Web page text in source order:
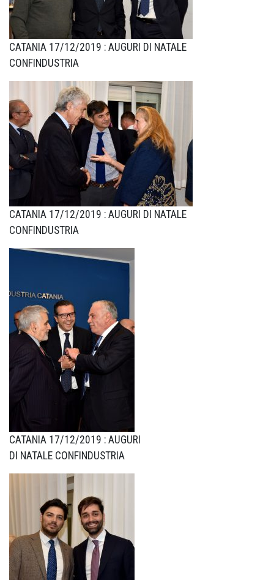
CATANIA 17/12/2019 : AUGURI DI NATALE
CONFINDUSTRIA
CATANIA 17/12/2019 : AUGURI DI NATALE
CONFINDUSTRIA
CATANIA 17/12/2019 : AUGURI
DI NATALE CONFINDUSTRIA